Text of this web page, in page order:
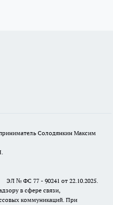
Солодянкин Максим
№ ФС 77 - 90241 от 22.10.2025.
в сфере связи,
коммуникаций. При